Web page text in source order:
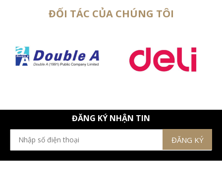
ĐỐI TÁC CỦA CHÚNG TÔI
ĐĂNG KÝ NHẬN TIN